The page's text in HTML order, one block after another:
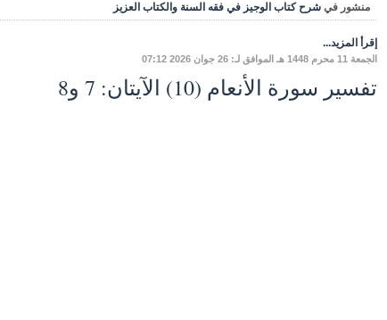
منشور في شرح كتاب الوجيز في فقه السنة والكتاب العزيز
إقرأ المزيد...
الجمعة 11 محرم 1448 هـ الموافق لـ: 26 جوان 2026 07:12
تفسير سورة الأنعام (10) الآيتان: 7 و8